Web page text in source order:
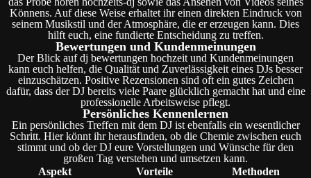
Könnens. Auf diese Weise erhaltet ihr einen direkten Eindruck von
seinem Musikstil und der Atmosphäre, die er erzeugen kann. Dies
hilft euch, eine fundierte Entscheidung zu treffen.
Bewertungen und Kundenmeinungen
Der Blick auf dj bewertungen hochzeit und Kundenmeinungen
kann euch helfen, die Qualität und Zuverlässigkeit eines DJs besser
einzuschätzen. Positive Rezensionen sind oft ein gutes Zeichen
dafür, dass der DJ bereits viele Paare glücklich gemacht hat und eine
professionelle Arbeitsweise pflegt.
Persönliches Kennenlernen
Ein persönliches Treffen mit dem DJ ist ebenfalls ein wesentlicher
Schritt. Hier könnt ihr herausfinden, ob die Chemie zwischen euch
stimmt und ob der DJ eure Vorstellungen und Wünsche für den
großen Tag verstehen und umsetzen kann.
Aspekt
Vorteile
Methoden